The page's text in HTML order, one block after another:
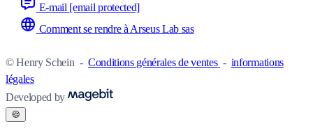
E-mail [email protected]
Comment se rendre à Arseus Lab sas
© Henry Schein - Conditions générales de ventes - informations
légales
Developed by
🍪